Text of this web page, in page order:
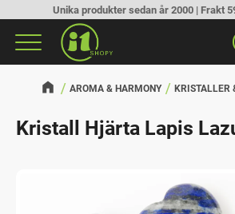
Meny
Unika produkter sedan år 2000 | Frakt
AROMA & HARMONY KRISTALLER
Kristall Hjärta Lapis